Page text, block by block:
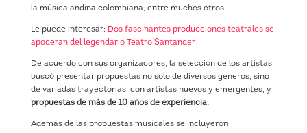
la música andina colombiana, entre muchos otros.
Le puede interesar: Dos fascinantes producciones teatrales se
apoderan del legendario Teatro Santander
De acuerdo con sus organizacores, la selección de los artistas
buscó presentar propuestas no solo de diversos géneros, sino
de variadas trayectorias, con artistas nuevos y emergentes, y
propuestas de más de 10 años de experiencia.
Además de las propuestas musicales se incluyeron